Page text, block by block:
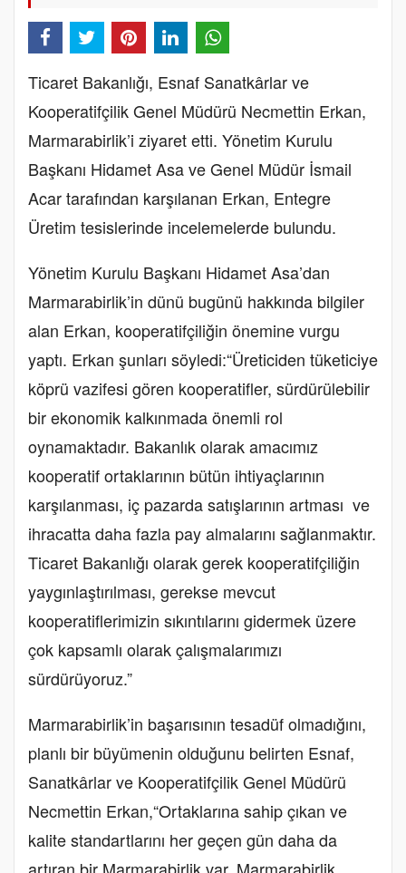
Ticaret Bakanlığı, Esnaf Sanatkârlar ve
Kooperatifçilik Genel Müdürü Necmettin Erkan,
Marmarabirlik’i ziyaret etti. Yönetim Kurulu
Başkanı Hidamet Asa ve Genel Müdür İsmail
Acar tarafından karşılanan Erkan, Entegre
Üretim tesislerinde incelemelerde bulundu.
Yönetim Kurulu Başkanı Hidamet Asa’dan
Marmarabirlik’in dünü bugünü hakkında bilgiler
alan Erkan, kooperatifçiliğin önemine vurgu
yaptı. Erkan şunları söyledi:“Üreticiden tüketiciye
köprü vazifesi gören kooperatifler, sürdürülebilir
bir ekonomik kalkınmada önemli rol
oynamaktadır. Bakanlık olarak amacımız
kooperatif ortaklarının bütün ihtiyaçlarının
karşılanması, iç pazarda satışlarının artması ve
ihracatta daha fazla pay almalarını sağlanmaktır.
Ticaret Bakanlığı olarak gerek kooperatifçiliğin
yaygınlaştırılması, gerekse mevcut
kooperatiflerimizin sıkıntılarını gidermek üzere
çok kapsamlı olarak çalışmalarımızı
sürdürüyoruz.”
Marmarabirlik’in başarısının tesadüf olmadığını,
planlı bir büyümenin olduğunu belirten Esnaf,
Sanatkârlar ve Kooperatifçilik Genel Müdürü
Necmettin Erkan,“Ortaklarına sahip çıkan ve
kalite standartlarını her geçen gün daha da
artıran bir Marmarabirlik var. Marmarabirlik